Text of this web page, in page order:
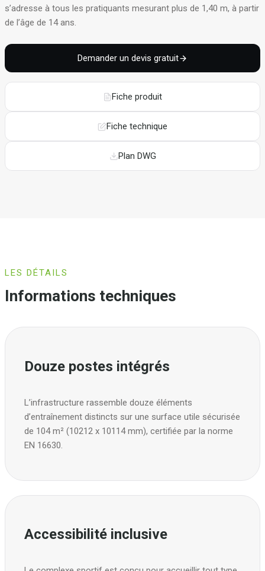
s’adresse à tous les pratiquants mesurant plus de 1,40 m, à partir
de l’âge de 14 ans.
Demander un devis gratuit
Fiche produit
Fiche technique
Plan DWG
LES DÉTAILS
Informations techniques
Douze postes intégrés
L’infrastructure rassemble douze éléments
d’entraînement distincts sur une surface utile sécurisée
de 104 m² (10212 x 10114 mm), certifiée par la norme
EN 16630.
Accessibilité inclusive